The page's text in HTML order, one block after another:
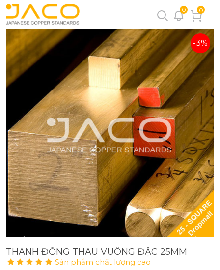
0 0
-3%
THANH ĐỒNG THAU VUÔNG ĐẶC 25MM
Sản phẩm chất lượng cao